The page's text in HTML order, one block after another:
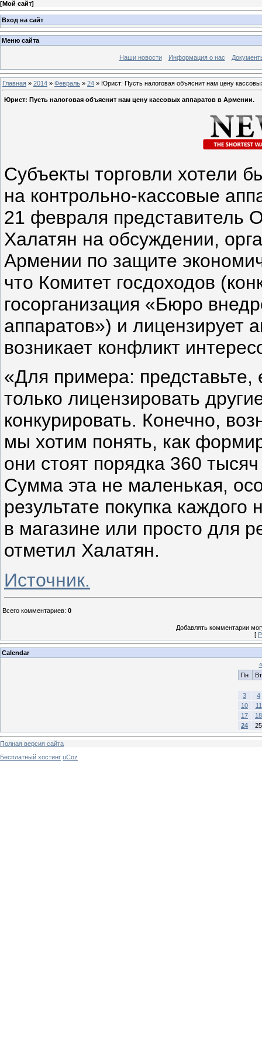
[Мой сайт]
Вход на сайт
Меню сайта
Наши новости Информация о нас
Главная » 2014 » Февраль » 24 » Юрист: Пусть налоговая объяснит нам цену
Юрист: Пусть налоговая объяснит нам цену кассовых аппаратов в Армении.
Субъекты торговли хотели
на контрольно-кассовые
21 февраля
Халатян на обсуждении,
Армении по защите
что Комитет госдоходов
госорганизация «Бюро
аппаратов») и лицензирует
возникает конфликт
«Для примера:
только лицензировать
конкурировать. Конечно,
мы хотим понять, как
они стоят порядка 360
Сумма эта не маленькая,
результате покупка
в магазине или просто для
отметил Халатян.
Источник.
Всего комментариев: 0
Добавлять комментарии
[
Calendar
«
Пн
Вт
3
4
10
11
17
18
24
25
Полная версия сайта
Бесплатный хостинг uCoz